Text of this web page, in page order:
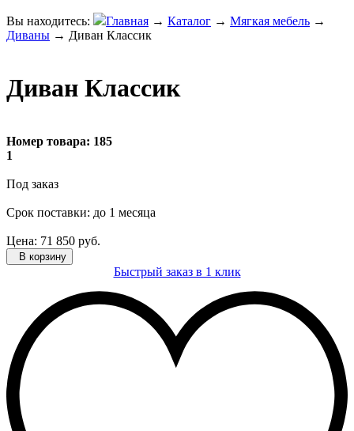
Вы находитесь: Главная → Каталог → Мягкая мебель →
Диваны → Диван Классик
Диван Классик
Номер товара: 185
1
Под заказ
Cрок поставки: до 1 месяца
Цена: 71 850 руб.
В корзину
Быстрый заказ в 1 клик